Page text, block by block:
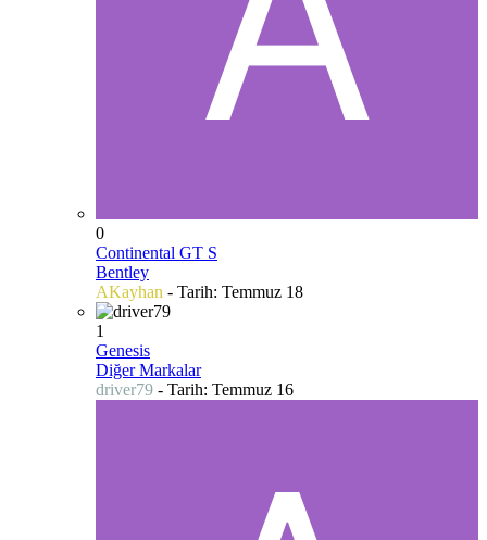
0
Continental GT S
Bentley
AKayhan - Tarih: Temmuz 18
1
Genesis
Diğer Markalar
driver79 - Tarih: Temmuz 16